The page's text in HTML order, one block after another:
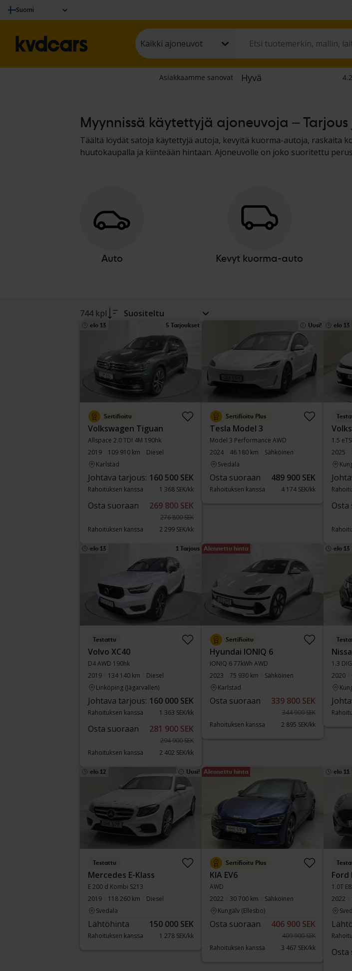
Suomi
Kaikki ajoneuvot
Myynnissä käytettyjä ajoneuvoja –
Täältä löydät satoja käytettyjä autoja, kevyitä kuorma-autoja, raskaita
huutokaupalla ja kiinteään hintaan. Ajoneuvolle on joko suoritettu
Auto Kevyt kuorma-auto
744 kpl Suositeltu
elo 13 5 Tarjoukset
Sertifioitu
Volkswagen Tiguan
Allspace 2.0 TDI 4M 190hk
2019
109 910 km
Diesel
Karlstad
Johtava tarjous: 160 500 SEK
Rahoituksen kanssa 1 368 SEK/kk
Osta suoraan 269 800 SEK
276 800 SEK
Rahoituksen kanssa
2 299 SEK/kk
Uusi!
Sertifioitu Plus
Tesla Model 3
Model 3 Performance AWD
2024
46 180 km
Sähköinen
Svedala
Osta suoraan 489 900 SEK
Rahoituksen kanssa 4 174 SEK/kk
elo 13
1.5
2025
Osta
elo 13 1 Tarjous
Testattu
Volvo XC40
D4 AWD 190hk
2019
134 140 km
Diesel
Linköping (Jägarvallen)
Johtava tarjous: 160 000 SEK
Rahoituksen kanssa 1 363 SEK/kk
Osta suoraan 281 900 SEK
294 900 SEK
Rahoituksen kanssa
2 402 SEK/kk
Alennettu hinta
Sertifioitu
Hyundai IONIQ 6
IONIQ 6 77kWh AWD
2023
75 930 km
Sähköinen
Karlstad
Osta suoraan 339 800 SEK
344 900 SEK
Rahoituksen kanssa
2 895 SEK/kk
elo 13
1.3
2020
elo 12 Uusi!
Testattu
Mercedes E-Klass
E 200 d Kombi S213
2019
118 260 km
Diesel
Svedala
Lähtöhinta 150 000 SEK
Rahoituksen kanssa 1 278 SEK/kk
Alennettu hinta
Sertifioitu Plus
KIA EV6
AWD
2022
30 700 km
Sähköinen
Kungälv (Ellesbo)
Osta suoraan 406 900 SEK
409 900 SEK
Rahoituksen kanssa
3 467 SEK/kk
elo 11
Ford
1.0T
2022
Osta